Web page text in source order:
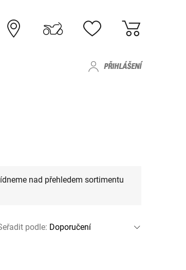
PŘIHLÁŠENÍ
nad přehledem sortimentu
podle: